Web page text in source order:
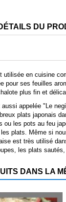
DU
utilisée en cuisine
pour ses feuilles
plus fin et
aussi appelée "Le
plats japonais
ou les pots au feu
plats. Même si
est très utilisé
les plats
DANS LA